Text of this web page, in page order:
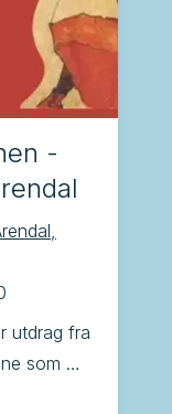
-
utdrag fra
som